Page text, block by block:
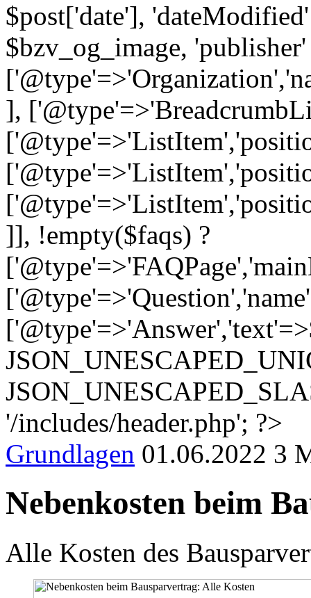
$post['date'],
$bzv_og_image,
],
]], !empty($faqs) ?
'/includes/header.php'; ?>
Grundlagen 01.06.2022 3
Nebenkosten beim
Alle Kosten des